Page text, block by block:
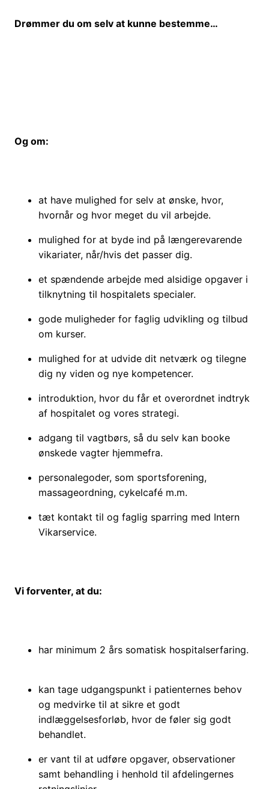
Drømmer du om selv at kunne bestemme…
Og om:
at have mulighed for selv at ønske, hvor,
hvornår og hvor meget du vil arbejde.
mulighed for at byde ind på længerevarende
vikariater, når/hvis det passer dig.
et spændende arbejde med alsidige opgaver i
tilknytning til hospitalets specialer.
gode muligheder for faglig udvikling og tilbud
om kurser.
mulighed for at udvide dit netværk og tilegne
dig ny viden og nye kompetencer.
introduktion, hvor du får et overordnet indtryk
af hospitalet og vores strategi.
adgang til vagtbørs, så du selv kan booke
ønskede vagter hjemmefra.
personalegoder, som sportsforening,
massageordning, cykelcafé m.m.
tæt kontakt til og faglig sparring med Intern
Vikarservice.
Vi forventer, at du:
har minimum 2 års somatisk hospitalserfaring.
kan tage udgangspunkt i patienternes behov
og medvirke til at sikre et godt
indlæggelsesforløb, hvor de føler sig godt
behandlet.
er vant til at udføre opgaver, observationer
samt behandling i henhold til afdelingernes